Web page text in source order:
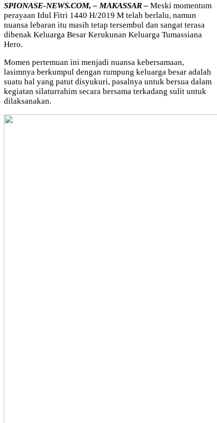
SPIONASE-NEWS.COM, – MAKASSAR – Meski momentum
perayaan Idul Fitri 1440 H/2019 M telah berlalu, namun
nuansa lebaran itu masih tetap tersembul dan sangat terasa
dibenak Keluarga Besar Kerukunan Keluarga Tumassiana
Hero.
Momen pertemuan ini menjadi nuansa kebersamaan,
lasimnya berkumpul dengan rumpung keluarga besar adalah
suatu hal yang patut disyukuri, pasalnya untuk bersua dalam
kegiatan silaturrahim secara bersama terkadang sulit untuk
dilaksanakan.